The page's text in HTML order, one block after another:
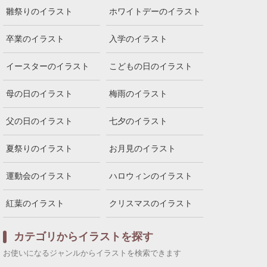
雛祭りのイラスト ホワイトデーのイラスト
卒業のイラスト 入学のイラスト
イースターのイラスト こどもの日のイラスト
母の日のイラスト 梅雨のイラスト
父の日のイラスト 七夕のイラスト
夏祭りのイラスト お月見のイラスト
運動会のイラスト ハロウィンのイラスト
紅葉のイラスト クリスマスのイラスト
カテゴリからイラストを探す
お使いになるジャンルからイラストを検索できます